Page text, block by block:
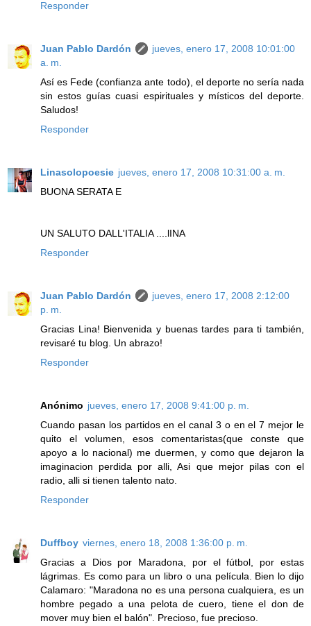
Responder
Juan Pablo Dardón
jueves, enero 17, 2008 10:01:00
a. m.
Así es Fede (confianza ante todo), el deporte no sería nada
sin estos guías cuasi espirituales y místicos del deporte.
Saludos!
Responder
Linasolopoesie jueves, enero 17, 2008 10:31:00 a. m.
BUONA SERATA E
UN SALUTO DALL'ITALIA ....lINA
Responder
Juan Pablo Dardón
jueves, enero 17, 2008 2:12:00
p. m.
Gracias Lina! Bienvenida y buenas tardes para ti también,
revisaré tu blog. Un abrazo!
Responder
Anónimo jueves, enero 17, 2008 9:41:00 p. m.
Cuando pasan los partidos en el canal 3 o en el 7 mejor le
quito el volumen, esos comentaristas(que conste que
apoyo a lo nacional) me duermen, y como que dejaron la
imaginacion perdida por alli, Asi que mejor pilas con el
radio, alli si tienen talento nato.
Responder
Duffboy viernes, enero 18, 2008 1:36:00 p. m.
Gracias a Dios por Maradona, por el fútbol, por estas
lágrimas. Es como para un libro o una película. Bien lo dijo
Calamaro: "Maradona no es una persona cualquiera, es un
hombre pegado a una pelota de cuero, tiene el don de
mover muy bien el balón". Precioso, fue precioso.